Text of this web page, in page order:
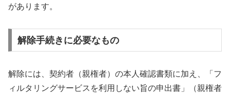
があります。
解除手続きに必要なもの
解除には、契約者（親権者）の本人確認書類に加え、「フ
ィルタリングサービスを利用しない旨の申出書」（親権者